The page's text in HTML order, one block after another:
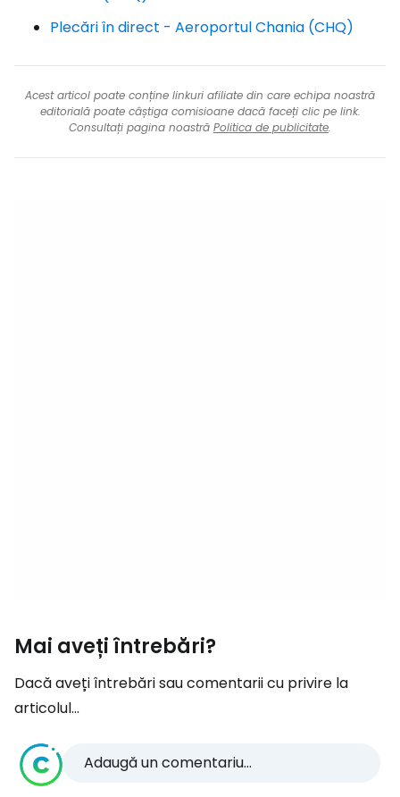
Plecări în direct - Aeroportul Chania (CHQ)
Acest articol poate conține linkuri afiliate din care echipa noastră
editorială poate câștiga comisioane dacă faceți clic pe link.
Consultați pagina noastră Politica de publicitate.
Mai aveți întrebări?
Dacă aveți întrebări sau comentarii cu privire la
articolul...
Adaugă un comentariu...